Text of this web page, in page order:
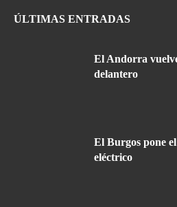
ÚLTIMAS ENTRADAS
El Andorra
delantero
El Burgos pone
eléctrico